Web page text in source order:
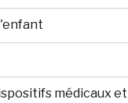
médicaux et